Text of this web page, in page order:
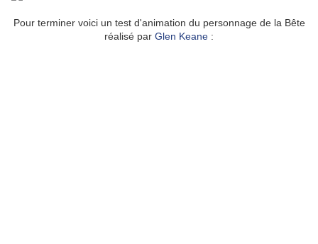
Pour terminer voici un test d'animation du personnage de la Bête
réalisé par Glen Keane :